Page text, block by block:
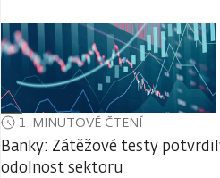
1-MINUTOVÉ ČTENÍ
Banky: Zátěžové testy
odolnost sektoru